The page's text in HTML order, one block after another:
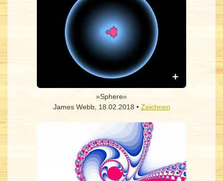
»Sphere«
James Webb, 18.02.2018 • Zeichnen